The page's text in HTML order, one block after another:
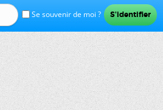
Se souvenir de moi ?